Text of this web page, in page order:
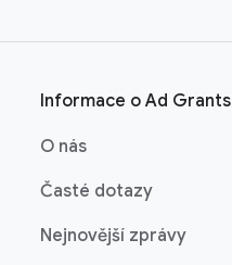
Informace o Ad Grants
O nás
Časté dotazy
Nejnovější zprávy